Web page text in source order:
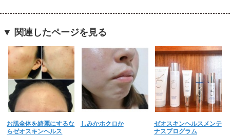
▼ 関連したページを見る
お肌全体を綺麗にするな
らゼオスキンヘルス
しみかホクロか
ゼオスキンヘルスメンテ
ナスプログラム